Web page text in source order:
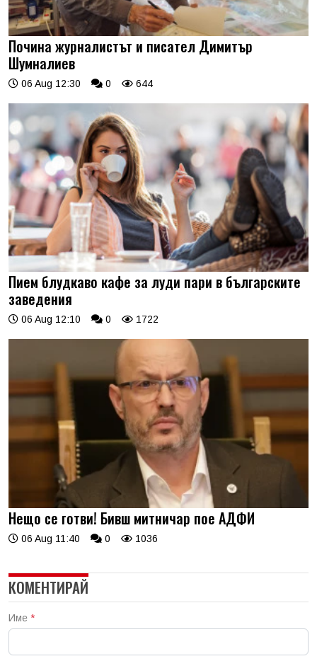
Почина журналистът и писател Димитър
Шумналиев
06 Aug 12:30 0 644
Пием блудкаво кафе за луди пари в българските
заведения
06 Aug 12:10 0 1722
Нещо се готви! Бивш митничар пое АДФИ
06 Aug 11:40 0 1036
КОМЕНТИРАЙ
Име *